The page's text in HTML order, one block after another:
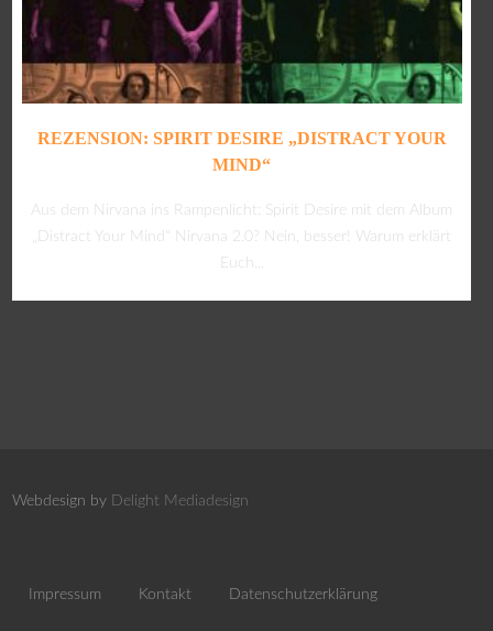
REZENSION: SPIRIT DESIRE „DISTRACT YOUR
MIND“
Aus dem Nirvana ins Rampenlicht: Spirit Desire mit dem Album
„Distract Your Mind“ Nirvana 2.0? Nein, besser! Warum erklärt
Euch...
Webdesign by Delight Mediadesign
Impressum Kontakt Datenschutzerklärung